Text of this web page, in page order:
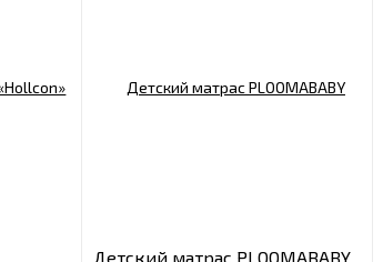
Детский матрас PLOOMABABY